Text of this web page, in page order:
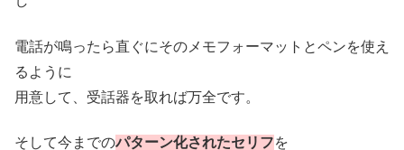
電話が鳴ったら直ぐにそのメモフォーマットとペンを使え
るように
用意して、受話器を取れば万全です。
そして今までのパターン化されたセリフを